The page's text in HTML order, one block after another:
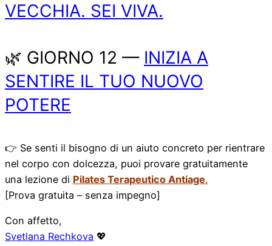
VECCHIA. SEI VIVA.
🌿 GIORNO 12 — INIZIA A
SENTIRE IL TUO NUOVO
POTERE
👉 Se senti il bisogno di un aiuto concreto per rientrare
nel corpo con dolcezza, puoi provare gratuitamente
una lezione di Pilates Terapeutico Antiage.
[Prova gratuita – senza impegno]
Con affetto,
Svetlana Rechkova 💖